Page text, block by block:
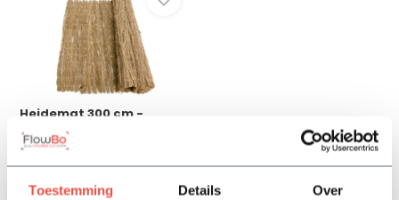
Toestemming Details Over
Heidemat 300 cm -
Premium
Op voorraad